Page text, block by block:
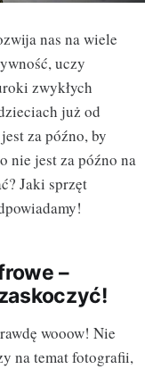
nas na wiele
uczy
zwykłych
już od
za późno, by
nie jest za późno na
Jaki sprzęt
–
wooow! Nie
na temat fotografii,